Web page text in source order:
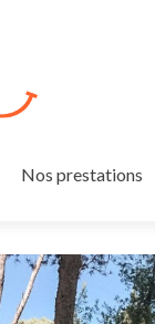
Nos prestations